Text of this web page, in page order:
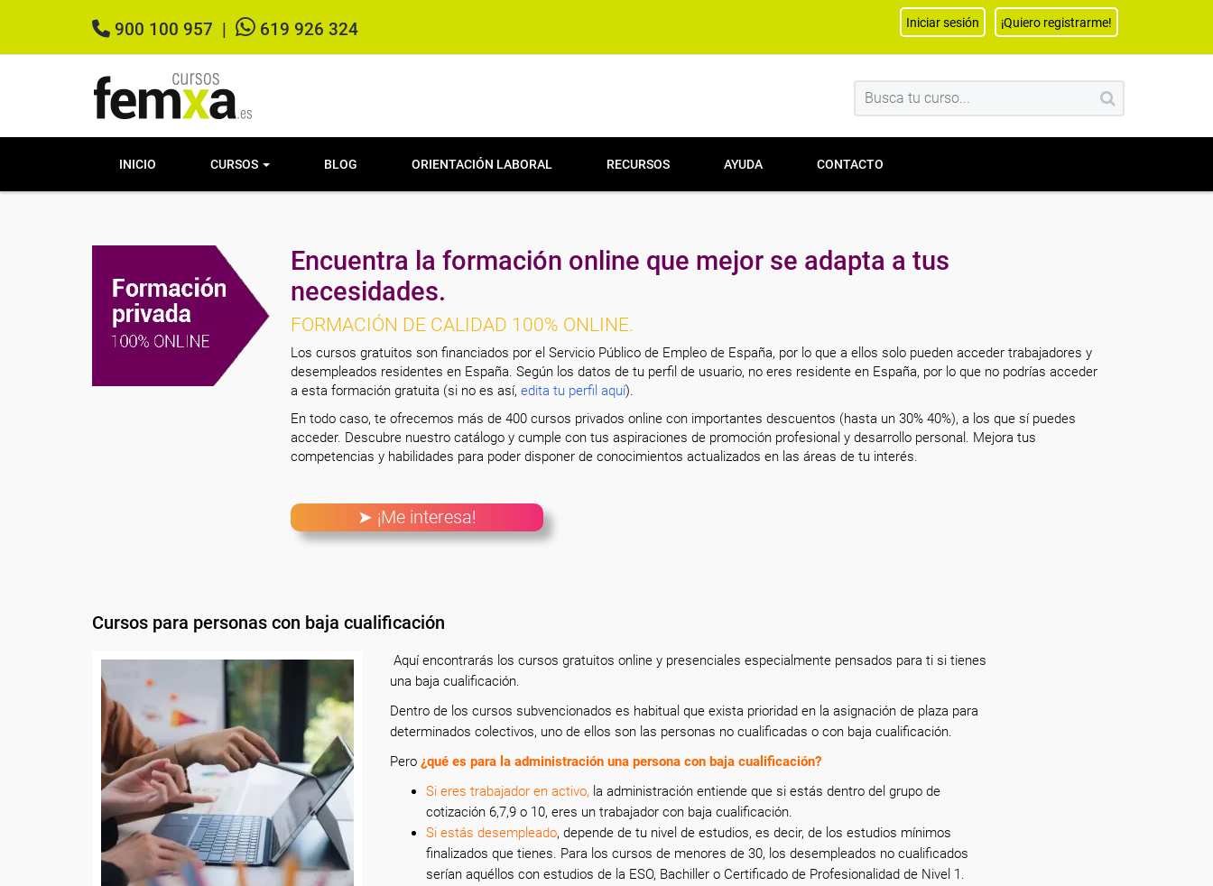
900 100 957 619 926 324 Iniciar sesión ¡Quiero registrarme!
INICIO CURSOS BLOG ORIENTACIÓN LABORAL RECURSOS AYUDA CONTACTO
Encuentra la formación online que mejor se adapta a tus
necesidades.
FORMACIÓN DE CALIDAD 100% ONLINE.
Los cursos gratuitos son financiados por el Servicio Público de Empleo de España, por lo que a ellos solo pueden acceder trabajadores y
desempleados residentes en España. Según los datos de tu perfil de usuario, no eres residente en España, por lo que no podrías acceder
a esta formación gratuita (si no es así, edita tu perfil aquí).
En todo caso, te ofrecemos más de 400 cursos privados online con importantes descuentos (hasta un 30% 40%), a los que sí puedes
acceder. Descubre nuestro catálogo y cumple con tus aspiraciones de promoción profesional y desarrollo personal. Mejora tus
competencias y habilidades para poder disponer de conocimientos actualizados en las áreas de tu interés.
➤ ¡Me interesa!
Cursos para personas con baja cualificación
Aquí encontrarás los cursos gratuitos online y presenciales especialmente pensados para ti si tienes
una baja cualificación.
Dentro de los cursos subvencionados es habitual que exista prioridad en la asignación de plaza para
determinados colectivos, uno de ellos son las personas no cualificadas o con baja cualificación.
Pero ¿qué es para la administración una persona con baja cualificación?
Si eres trabajador en activo, la administración entiende que si estás dentro del grupo de
cotización 6,7,9 o 10, eres un trabajador con baja cualificación.
Si estás desempleado, depende de tu nivel de estudios, es decir, de los estudios mínimos
finalizados que tienes. Para los cursos de menores de 30, los desempleados no cualificados
serían aquéllos con estudios de la ESO, Bachiller o Certificado de Profesionalidad de Nivel 1.